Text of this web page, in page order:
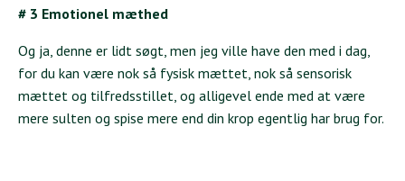
# 3 Emotionel mæthed
Og ja, denne er lidt søgt, men jeg ville have den med i dag,
for du kan være nok så fysisk mættet, nok så sensorisk
mættet og tilfredsstillet, og alligevel ende med at være
mere sulten og spise mere end din krop egentlig har brug for.